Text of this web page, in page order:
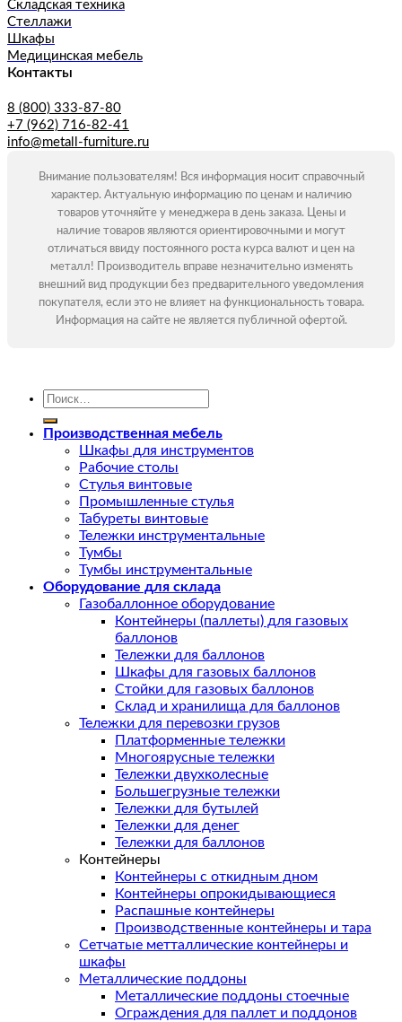
Складская техника
Стеллажи
Шкафы
Медицинская мебель
Контакты
8 (800) 333-87-80
+7 (962) 716-82-41
info@metall-furniture.ru
Внимание пользователям! Вся информация носит справочный
характер. Актуальную информацию по ценам и наличию
товаров уточняйте у менеджера в день заказа. Цены и
наличие товаров являются ориентировочными и могут
отличаться ввиду постоянного роста курса валют и цен на
металл! Производитель вправе незначительно изменять
внешний вид продукции без предварительного уведомления
покупателя, если это не влияет на функциональность товара.
Информация на сайте не является публичной офертой.
Искать:
Производственная мебель
Шкафы для инструментов
Рабочие столы
Стулья винтовые
Промышленные стулья
Табуреты винтовые
Тележки инструментальные
Тумбы
Тумбы инструментальные
Оборудование для склада
Газобаллонное оборудование
Контейнеры (паллеты) для газовых
баллонов
Тележки для баллонов
Шкафы для газовых баллонов
Стойки для газовых баллонов
Склад и хранилища для баллонов
Тележки для перевозки грузов
Платформенные тележки
Многоярусные тележки
Тележки двухколесные
Большегрузные тележки
Тележки для бутылей
Тележки для денег
Тележки для баллонов
Контейнеры
Контейнеры с откидным дном
Контейнеры опрокидывающиеся
Распашные контейнеры
Производственные контейнеры и тара
Сетчатые метталлические контейнеры и
шкафы
Металлические поддоны
Металлические поддоны стоечные
Ограждения для паллет и поддонов